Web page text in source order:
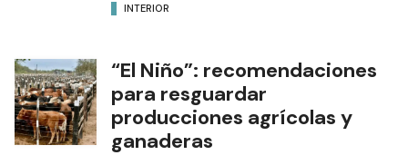
INTERIOR
“El Niño”: recomendaciones
para resguardar
producciones agrícolas y
ganaderas